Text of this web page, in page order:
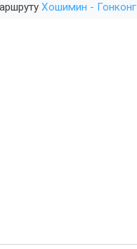
Хошимин - Гонконг